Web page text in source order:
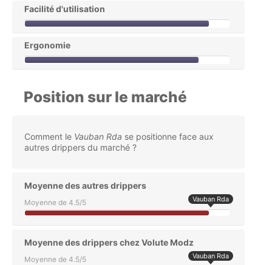
Facilité d'utilisation
Ergonomie
Position sur le marché
Comment le Vauban Rda se positionne face aux
autres drippers du marché ?
Moyenne des autres drippers
Moyenne de 4.5/5 Vauban Rda
Moyenne des drippers chez Volute Modz
Moyenne de 4.5/5 Vauban Rda